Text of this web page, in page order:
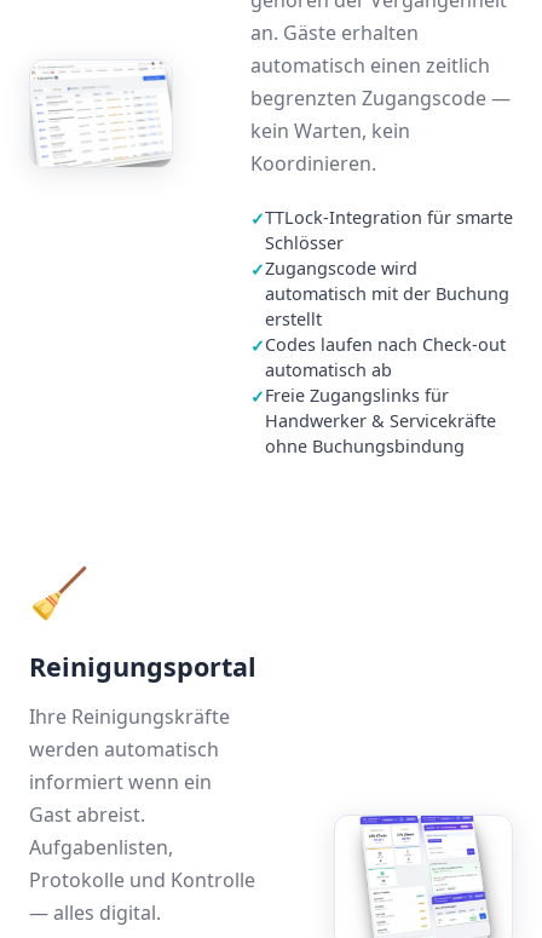
an. Gäste erhalten
automatisch einen zeitlich
begrenzten Zugangscode —
kein Warten, kein
Koordinieren.
✓TTLock-Integration für smarte
Schlösser
✓Zugangscode wird
automatisch mit der Buchung
erstellt
✓Codes laufen nach Check-out
automatisch ab
✓Freie Zugangslinks für
Handwerker & Servicekräfte
ohne Buchungsbindung
🧹
Reinigungsportal
Ihre Reinigungskräfte
werden automatisch
informiert wenn ein
Gast abreist.
Aufgabenlisten,
Protokolle und Kontrolle
— alles digital.